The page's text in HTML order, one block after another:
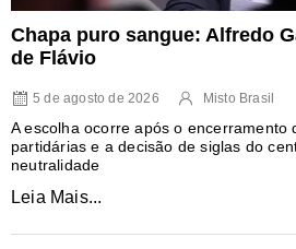
Chapa puro sangue: Alfredo
de Flávio
5 de agosto de 2026 Misto Brasil
A escolha ocorre após o encerramento
partidárias e a decisão de siglas do
neutralidade
Leia Mais...